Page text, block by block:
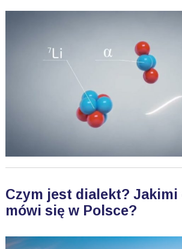
Czym jest dialekt?
mówi się w Polsce?